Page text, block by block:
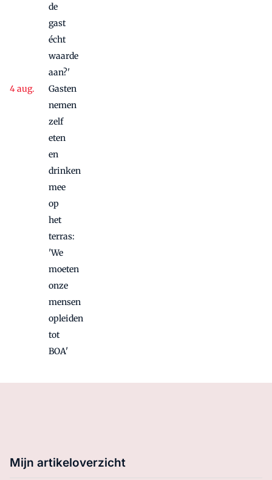
de
gast
écht
waarde
aan?'
Gasten
nemen
zelf
eten
en
drinken
mee
op
het
terras:
'We
moeten
onze
mensen
opleiden
tot
BOA'
Mijn artikeloverzicht